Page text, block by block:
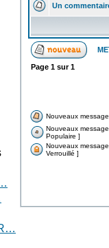
Un
Page 1 sur1
Nouveaux
Nouveaux
Populaire ]
Nouveaux
Verrouillé ]